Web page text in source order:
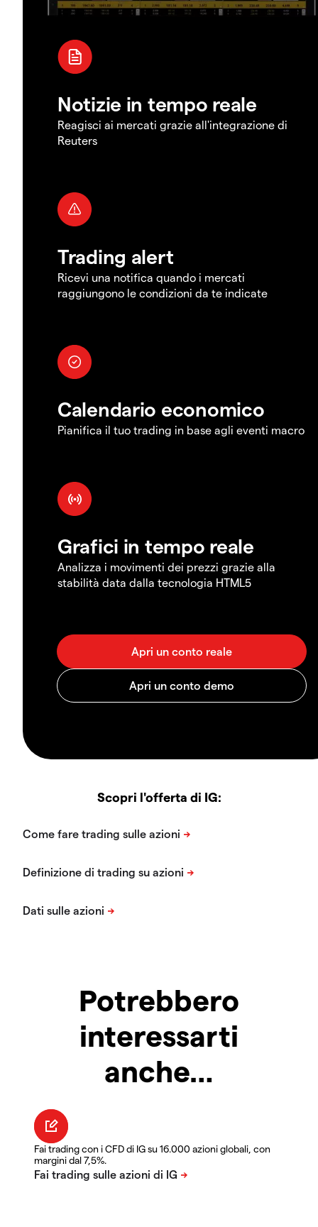
Notizie in tempo reale
Reagisci ai mercati grazie all'integrazione di
Reuters
Trading alert
Ricevi una notifica quando i mercati
raggiungono le condizioni da te indicate
Calendario economico
Pianifica il tuo trading in base agli eventi macro
Grafici in tempo reale
Analizza i movimenti dei prezzi grazie alla
stabilità data dalla tecnologia HTML5
Scopri l'offerta di IG:
Potrebbero
interessarti
anche…
Fai trading con i CFD di IG su 16.000 azioni globali, con
margini dal 7,5%.